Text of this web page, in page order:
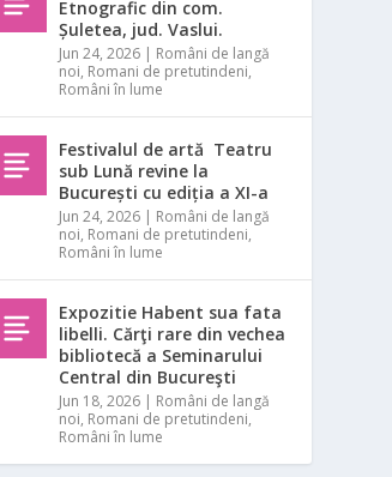
Etnografic din com.
Șuletea, jud. Vaslui.
Jun 24, 2026 | Români de langă
noi, Romani de pretutindeni,
Români în lume
Festivalul de artă Teatru
sub Lună revine la
București cu ediția a XI-a
Jun 24, 2026 | Români de langă
noi, Romani de pretutindeni,
Români în lume
Expozitie Habent sua fata
libelli. Cărţi rare din vechea
bibliotecă a Seminarului
Central din Bucureşti
Jun 18, 2026 | Români de langă
noi, Romani de pretutindeni,
Români în lume